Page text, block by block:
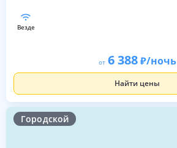
везде
от 6 388 /ночь
Найти цены
Городской